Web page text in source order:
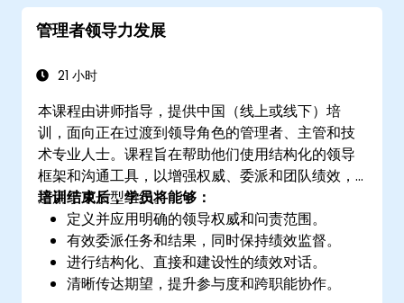
管理者领导力发展
21 小时
本课程由讲师指导，提供中国（线上或线下）培
训，面向正在过渡到领导角色的管理者、主管和技
术专业人士。课程旨在帮助他们使用结构化的领导
框架和沟通工具，以增强权威、委派和团队绩效，
适用于成长型组织。
培训结束后，学员将能够：
定义并应用明确的领导权威和问责范围。
有效委派任务和结果，同时保持绩效监督。
进行结构化、直接和建设性的绩效对话。
清晰传达期望，提升参与度和跨职能协作。